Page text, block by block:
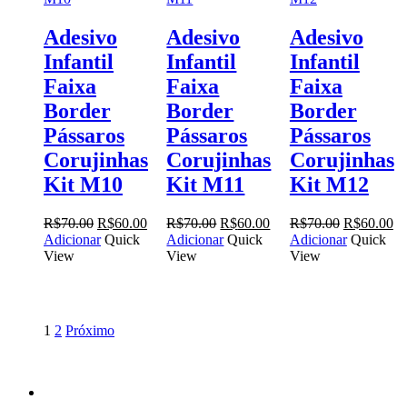
Adesivo
Infantil
Faixa
Border
Pássaros
Corujinhas
Kit M10
R$70.00 O
preço
R$60.00O
preço
atual
Adicionar Quick
View
Adesivo
Infantil
Faixa
Border
Pássaros
Corujinhas
Kit M11
R$70.00 O
preço
R$60.00O
preço
atual
Adicionar Quick
View
Adesivo
Infantil
Faixa
Border
Pássaros
Corujinhas
Kit M12
R$70.00 O
preço
R$60.00O
Adicionar Quick
View
1 2 Próximo